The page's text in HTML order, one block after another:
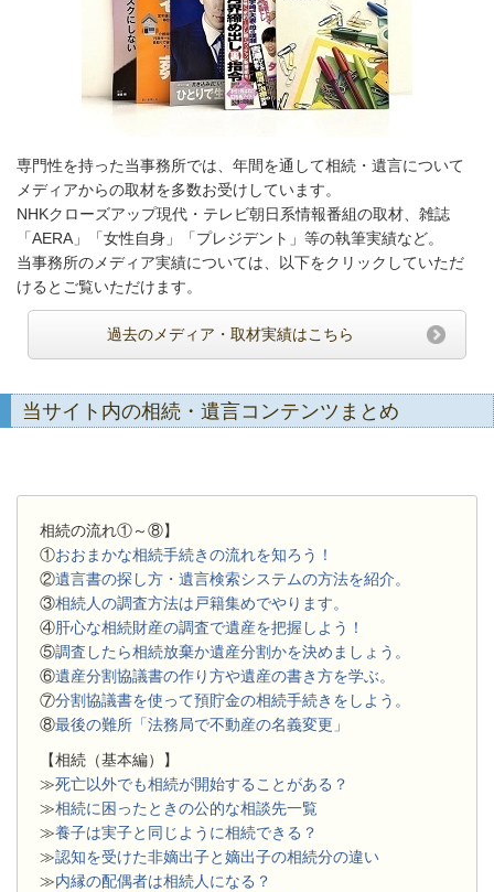
専門性を持った当事務所では、年間を通して相続・遺言について
メディアからの取材を多数お受けしています。
NHKクローズアップ現代・テレビ朝日系情報番組の取材、雑誌
「AERA」「女性自身」「プレジデント」等の執筆実績など。
当事務所のメディア実績については、以下をクリックしていただ
けるとご覧いただけます。
過去のメディア・取材実績はこちら
当サイト内の相続・遺言コンテンツまとめ
相続の流れ①～⑧】
①おおまかな相続手続きの流れを知ろう！
②遺言書の探し方・遺言検索システムの方法を紹介。
③相続人の調査方法は戸籍集めでやります。
④肝心な相続財産の調査で遺産を把握しよう！
⑤調査したら相続放棄か遺産分割かを決めましょう。
⑥遺産分割協議書の作り方や遺産の書き方を学ぶ。
⑦分割協議書を使って預貯金の相続手続きをしよう。
⑧最後の難所「法務局で不動産の名義変更」
【相続（基本編）】
≫死亡以外でも相続が開始することがある？
≫相続に困ったときの公的な相談先一覧
≫養子は実子と同じように相続できる？
≫認知を受けた非嫡出子と嫡出子の相続分の違い
≫内縁の配偶者は相続人になる？